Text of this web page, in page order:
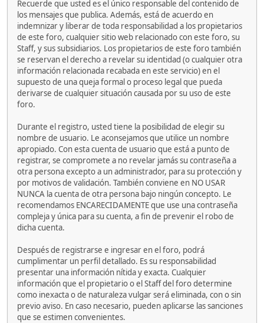
Recuerde que usted es el único responsable del contenido de
los mensajes que publica. Además, está de acuerdo en
indemnizar y liberar de toda responsabilidad a los propietarios
de este foro, cualquier sitio web relacionado con este foro, su
Staff, y sus subsidiarios. Los propietarios de este foro también
se reservan el derecho a revelar su identidad (o cualquier otra
información relacionada recabada en este servicio) en el
supuesto de una queja formal o proceso legal que pueda
derivarse de cualquier situación causada por su uso de este
foro.
Durante el registro, usted tiene la posibilidad de elegir su
nombre de usuario. Le aconsejamos que utilice un nombre
apropiado. Con esta cuenta de usuario que está a punto de
registrar, se compromete a no revelar jamás su contraseña a
otra persona excepto a un administrador, para su protección y
por motivos de validación. También conviene en NO USAR
NUNCA la cuenta de otra persona bajo ningún concepto. Le
recomendamos ENCARECIDAMENTE que use una contraseña
compleja y única para su cuenta, a fin de prevenir el robo de
dicha cuenta.
Después de registrarse e ingresar en el foro, podrá
cumplimentar un perfil detallado. Es su responsabilidad
presentar una información nítida y exacta. Cualquier
información que el propietario o el Staff del foro determine
como inexacta o de naturaleza vulgar será eliminada, con o sin
previo aviso. En caso necesario, pueden aplicarse las sanciones
que se estimen convenientes.